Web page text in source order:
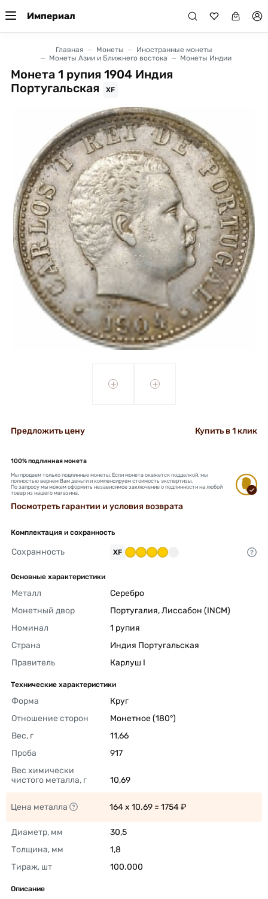
Империал
Главная Монеты
Иностранные монеты
Монеты Азии и Ближнего востока
Монеты Индии
Монета 1 рупия 1904 Индия
Португальская
XF
+ +
Предложить цену Купить в 1 клик
100% подлинная монета
Мы продаем только подлинные монеты. Если монета окажется подделкой, мы
полностью вернем Вам деньги и компенсируем стоимость экспертизы.
По запросу мы можем оформить независимое заключение о подлинности на любой
товар из нашего магазина.
Посмотреть гарантии и условия возврата
Комплектация и сохранность
Сохранность XF
Основные характеристики
Металл
Серебро
Монетный двор
Португалия, Лиссабон (INCM)
Номинал
1 рупия
Страна
Индия Португальская
Правитель
Карлуш I
Технические характеристики
Форма
Круг
Отношение сторон
Монетное (180°)
Вес, г
11,66
Проба
917
Вес химически
чистого металла, г
10,69
Цена металла 164 x 10.69 = 1754 ₽
Диаметр, мм
30,5
Толщина, мм
1,8
Тираж, шт
100.000
Описание